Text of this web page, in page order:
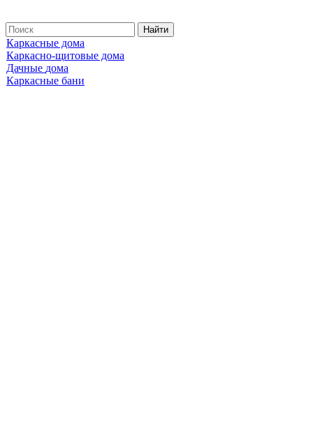
Каркасные
Каркасно-щитовые
Дачные
Каркасные бани